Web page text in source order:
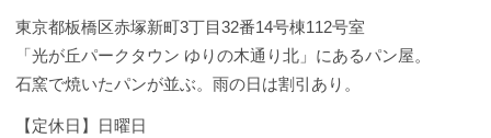
東京都板橋区赤塚新町3丁目32番14号棟112号室
「光が丘パークタウン ゆりの木通り北」にあるパン屋。
石窯で焼いたパンが並ぶ。雨の日は割引あり。
【定休日】日曜日